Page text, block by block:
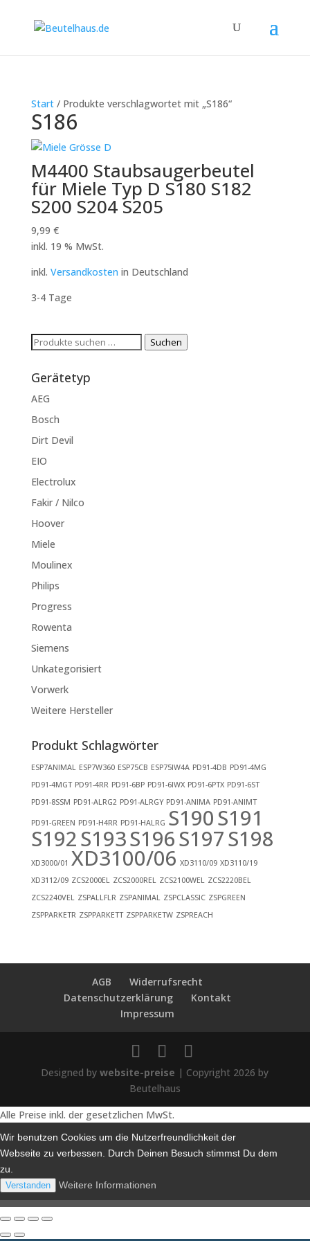
Start/ Produkte verschlagwortet mit „S186“
S186
M4400 Staubsaugerbeutel
für Miele Typ D S180 S182
S200 S204 S205
9,99 €
inkl. 19 % MwSt.
inkl. Versandkosten in Deutschland
3-4 Tage
Suchen
Suchen
Gerätetyp
AEG
Bosch
Dirt Devil
EIO
Electrolux
Fakir / Nilco
Hoover
Miele
Moulinex
Philips
Progress
Rowenta
Siemens
Unkategorisiert
Vorwerk
Weitere Hersteller
Produkt Schlagwörter
ESP7ANIMAL ESP7W360 ESP75CB ESP75IW4A PD91-4DB PD91-4MG
PD91-4MGT PD91-4RR PD91-6BP PD91-6IWX PD91-6PTX PD91-6ST
PD91-8SSM PD91-ALRG2 PD91-ALRGY PD91-ANIMA PD91-ANIMT
PD91-GREEN PD91-H4RR PD91-HALRG S190S191
S192S193S196S197S198
XD3000/01 XD3100/06 XD3110/09 XD3110/19
XD3112/09 ZCS2000EL ZCS2000REL ZCS2100WEL ZCS2220BEL
ZCS2240VEL ZSPALLFLR ZSPANIMAL ZSPCLASSIC ZSPGREEN
ZSPPARKETR ZSPPARKETT ZSPPARKETW ZSPREACH
AGB
Widerrufsrecht
Datenschutzerklärung
Kontakt
Impressum
Designed bywebsite-preise | Copyright 2026 by
Beutelhaus
Alle Preise inkl. der gesetzlichen MwSt.
Wir benutzen Cookies um die Nutzerfreundlichkeit der
Webseite zu verbessen. Durch Deinen Besuch stimmst Du dem
zu.
Verstanden Weitere Informationen